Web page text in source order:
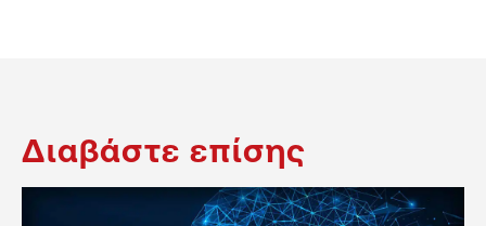
Διαβάστε επίσης